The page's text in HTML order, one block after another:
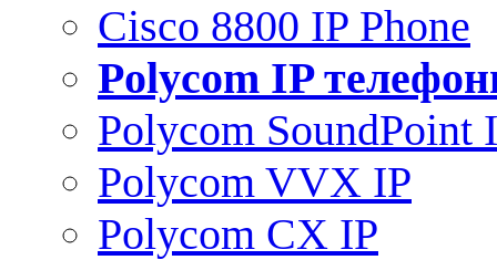
Cisco 8800 IP Phone
Polycom IP
Polycom SoundPoint
Polycom VVX IP
Polycom CX IP